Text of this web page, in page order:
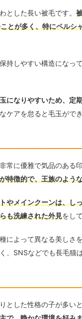
とした長い被毛です。
とが多く、特にペルシ
持しやすい構造になっ
になりやすいため、定
ケアを怠ると毛玉がで
常に優雅で気品のある
特徴的で、王族のよう
やメインクーンは、し
も洗練された外見をし
によって異なる美しさ
、SNSなどでも長毛猫
とした性格の子が多い